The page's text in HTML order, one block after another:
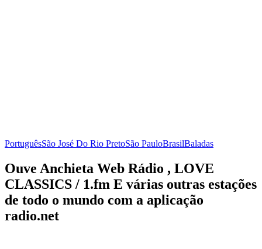
PortuguêsSão José Do Rio PretoSão PauloBrasilBaladas
Ouve Anchieta Web Rádio , LOVE
CLASSICS / 1.fm E várias outras estações
de todo o mundo com a aplicação
radio.net